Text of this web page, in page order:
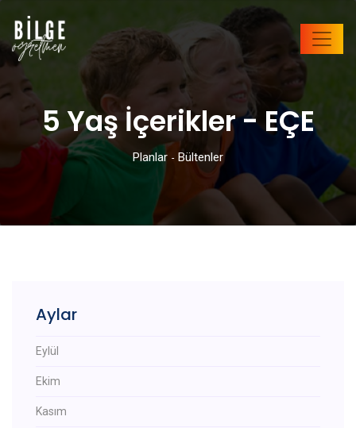
5 Yaş İçerikler - EÇE
Planlar - Bültenler
Aylar
Eylül
Ekim
Kasım